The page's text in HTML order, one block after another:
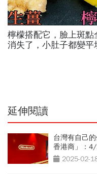
檸檬搭配它，臉上斑點
消失了，小肚子都變平
延伸閱讀
台灣有自己
香港商」：
2025-02-